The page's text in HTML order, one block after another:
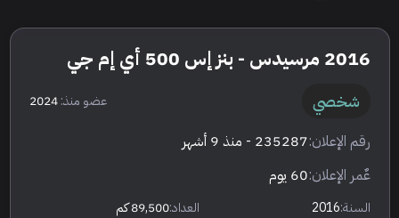
2016 مرسيدس - بنز إس 500 أي إم جي
شخصي عضو منذ:2024
رقم الإعلان:235287 - منذ 9 أشهر
عٌمر الإعلان:60 يوم
السنة:2016 العداد:89,500 كم